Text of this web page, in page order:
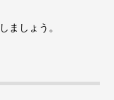
ましょう。